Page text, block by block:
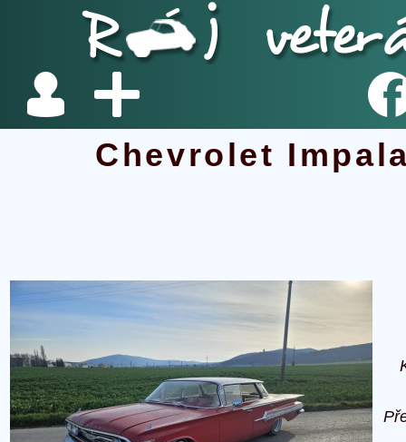
Chevrolet